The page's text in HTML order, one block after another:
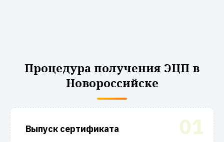
Процедура получения ЭЦП в
Новороссийске
01
Выпуск сертификата